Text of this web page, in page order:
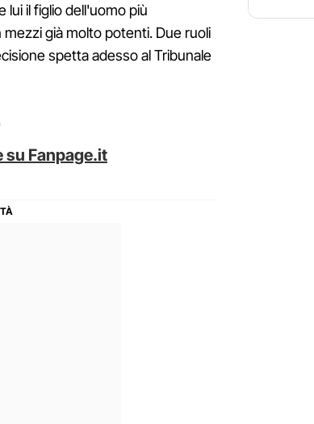
lui il figlio dell'uomo più
già molto potenti. Due ruoli
spetta adesso al Tribunale
su Fanpage.it